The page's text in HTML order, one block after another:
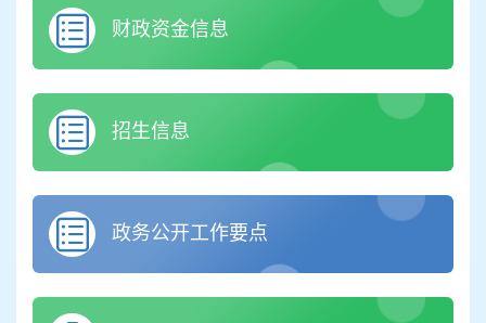
财政资金信息
招生信息
政务公开工作要点